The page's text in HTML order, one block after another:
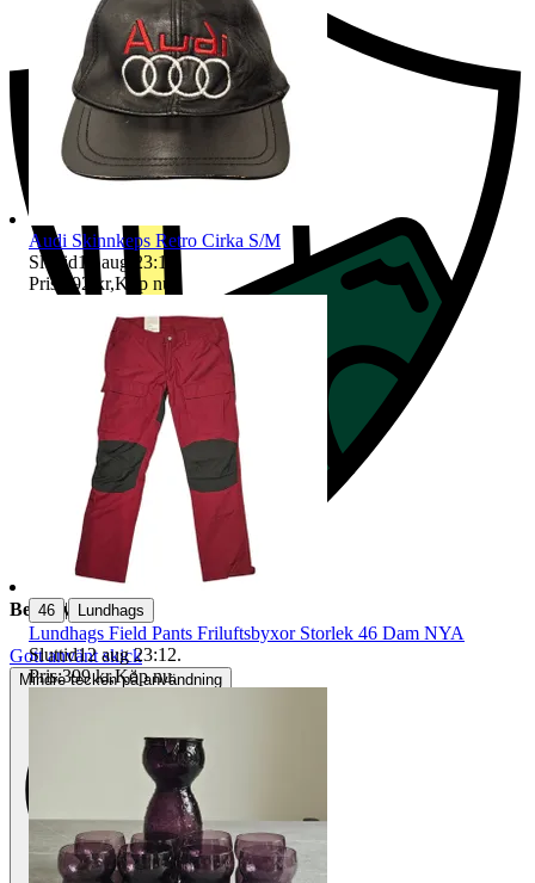
Beskrivning
Gott använt skick
Mindre tecken på användning
Audi Skinnkeps Retro Cirka S/M
Sluttid12 aug 23:11
Pris:
292 kr,Köp nu
46 | Lundhags
Lundhags Field Pants Friluftsbyxor Storlek 46 Dam NYA
Sluttid12 aug 23:12.
Pris:399 kr,Köp nu.